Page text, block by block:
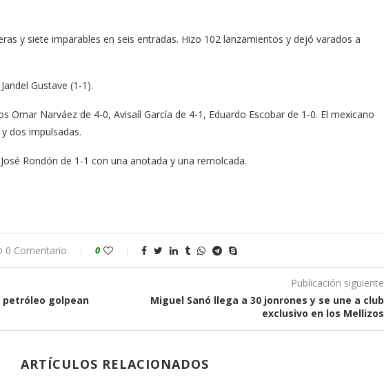
y siete imparables en seis entradas. Hizo 102 lanzamientos y dejó varados a
Gustave (1-1).
Omar Narváez de 4-0, Avisaíl García de 4-1, Eduardo Escobar de 1-0. El mexicano
dos impulsadas.
Rondón de 1-1 con una anotada y una remolcada.
0 Comentario 0
petróleo golpean
Publicación siguiente
Miguel Sanó llega a 30 jonrones y se une a club
exclusivo en los Mellizos
ARTÍCULOS RELACIONADOS